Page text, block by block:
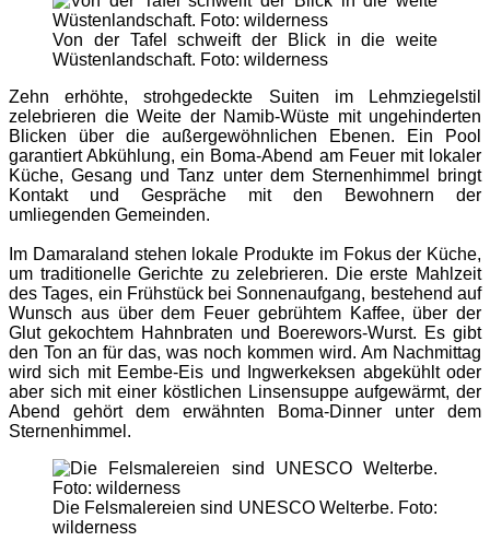
Von der Tafel schweift der Blick in die weite
Wüstenlandschaft. Foto: wilderness
Zehn erhöhte, strohgedeckte Suiten im Lehmziegelstil
zelebrieren die Weite der Namib-Wüste mit ungehinderten
Blicken über die außergewöhnlichen Ebenen. Ein Pool
garantiert Abkühlung, ein Boma-Abend am Feuer mit lokaler
Küche, Gesang und Tanz unter dem Sternenhimmel bringt
Kontakt und Gespräche mit den Bewohnern der
umliegenden Gemeinden.
Im Damaraland stehen lokale Produkte im Fokus der Küche,
um traditionelle Gerichte zu zelebrieren. Die erste Mahlzeit
des Tages, ein Frühstück bei Sonnenaufgang, bestehend auf
Wunsch aus über dem Feuer gebrühtem Kaffee, über der
Glut gekochtem Hahnbraten und Boerewors-Wurst. Es gibt
den Ton an für das, was noch kommen wird. Am Nachmittag
wird sich mit Eembe-Eis und Ingwerkeksen abgekühlt oder
aber sich mit einer köstlichen Linsensuppe aufgewärmt, der
Abend gehört dem erwähnten Boma-Dinner unter dem
Sternenhimmel.
Die Felsmalereien sind UNESCO Welterbe. Foto:
wilderness